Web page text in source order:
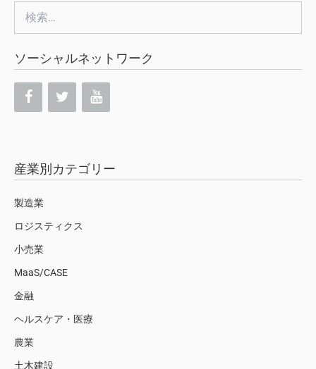
索:
ソーシャルネットワーク
産業別カテゴリー
製造業
ロジスティクス
小売業
MaaS/CASE
金融
ヘルスケア・医療
農業
土木建設